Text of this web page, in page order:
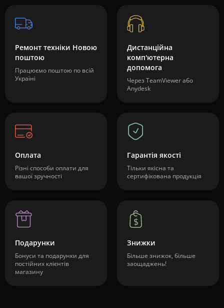
Ремонт техніки Новою
поштою
Працюємо поштою по всій
Україні
Дистанційна
комп'ютерна
допомога
Через TeamViewer або
Anydesk
Оплата
Різні способи оплати для
вашої зручності
Гарантія якості
Тільки якісна та
сертифікована продукція
Подарунки
Бонуси та подарунки для
постійних клієнтів
магазину
Знижки
Більше знижок, більше
заощаджень!